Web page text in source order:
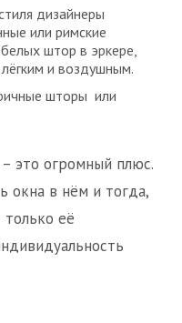
дизайнеры
или римские
штор в эркере,
и воздушным.
шторы или
это огромный плюс.
окна в нём и тогда,
её